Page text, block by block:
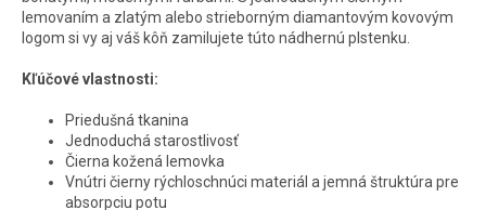
lemovaním a zlatým alebo strieborným diamantovým kovovým
logom si vy aj váš kôň zamilujete túto nádhernú plstenku.
Kľúčové vlastnosti:
Priedušná tkanina
Jednoduchá starostlivosť
Čierna kožená lemovka
Vnútri čierny rýchloschnúci materiál a jemná štruktúra pre
absorpciu potu